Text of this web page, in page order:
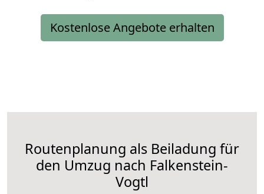
Kostenlose Angebote erhalten
Routenplanung als Beiladung für
den Umzug nach Falkenstein-
Vogtl